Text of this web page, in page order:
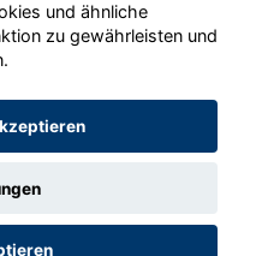
2020 - 2026
und ähnliche
zu gewährleisten und